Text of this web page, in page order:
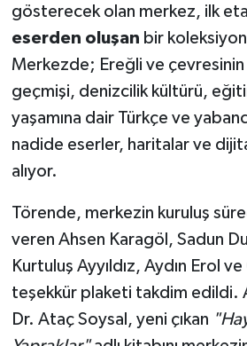
gösterecek olan merkez, ilk
eserden oluşan bir
Merkezde; Ereğli ve
geçmişi, denizcilik kültürü,
yaşamına dair Türkçe ve
nadide eserler, haritalar ve
alıyor.
Törende, merkezin kuruluş
veren Ahsen Karagöl, Sadun
Kurtuluş Ayyıldız, Aydın Erol
teşekkür plaketi takdim edildi.
Dr. Ataç Soysal, yeni çıkan